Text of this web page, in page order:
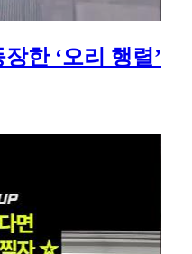
한 ‘오리 행렬’